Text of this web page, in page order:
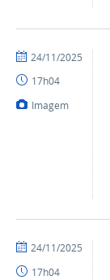
por
publicado
24/11/2025
17h04
Imagem
por
publicado
24/11/2025
17h04